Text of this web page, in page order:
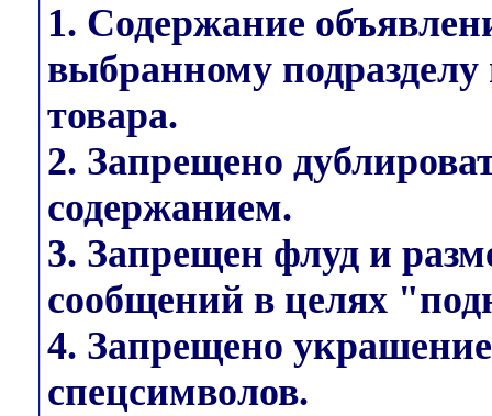
1. Содержание
выбранному
товара.
2. Запрещено
содержанием.
3. Запрещен флуд и
сообщений в целях
4. Запрещено
спецсимволов.